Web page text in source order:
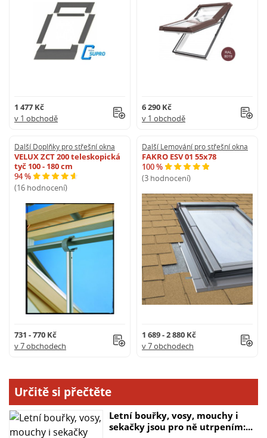
1 477 Kč
v 1 obchodě
6 290 Kč
v 1 obchodě
Další Doplňky pro střešní okna
VELUX ZCT 200 teleskopická
tyč 100 - 180 cm
94 %
(16 hodnocení)
731 - 770 Kč
v 7 obchodech
Další Lemování pro střešní okna
FAKRO ESV 01 55x78
100 %
(3 hodnocení)
1 689 - 2 880 Kč
v 7 obchodech
Určitě si přečtěte
Letní bouřky, vosy, mouchy i
sekačky jsou pro ně utrpením:...